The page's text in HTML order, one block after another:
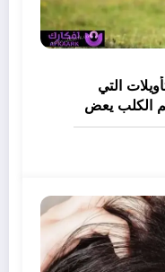
التي
الكلب يعض